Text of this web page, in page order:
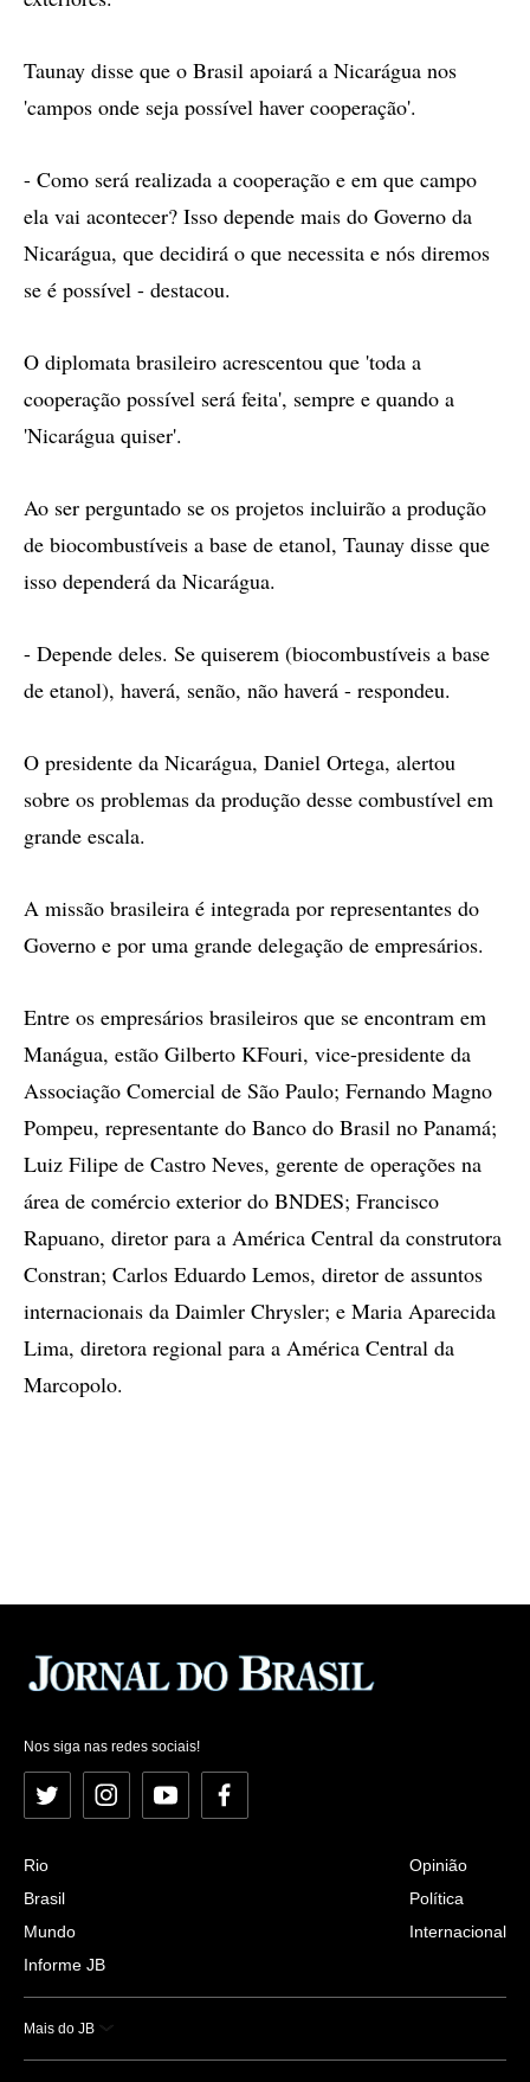
Taunay disse que o Brasil apoiará a Nicarágua nos
'campos onde seja possível haver cooperação'.
- Como será realizada a cooperação e em que campo
ela vai acontecer? Isso depende mais do Governo da
Nicarágua, que decidirá o que necessita e nós diremos
se é possível - destacou.
O diplomata brasileiro acrescentou que 'toda a
cooperação possível será feita', sempre e quando a
'Nicarágua quiser'.
Ao ser perguntado se os projetos incluirão a produção
de biocombustíveis a base de etanol, Taunay disse que
isso dependerá da Nicarágua.
- Depende deles. Se quiserem (biocombustíveis a base
de etanol), haverá, senão, não haverá - respondeu.
O presidente da Nicarágua, Daniel Ortega, alertou
sobre os problemas da produção desse combustível em
grande escala.
A missão brasileira é integrada por representantes do
Governo e por uma grande delegação de empresários.
Entre os empresários brasileiros que se encontram em
Manágua, estão Gilberto KFouri, vice-presidente da
Associação Comercial de São Paulo; Fernando Magno
Pompeu, representante do Banco do Brasil no Panamá;
Luiz Filipe de Castro Neves, gerente de operações na
área de comércio exterior do BNDES; Francisco
Rapuano, diretor para a América Central da construtora
Constran; Carlos Eduardo Lemos, diretor de assuntos
internacionais da Daimler Chrysler; e Maria Aparecida
Lima, diretora regional para a América Central da
Marcopolo.
Nos siga nas redes sociais!
Twitter InstagramYouTubeFacebook
Rio
Brasil
Mundo
Informe JB
Opinião
Política
Internacional
Mais do JB
Esportes